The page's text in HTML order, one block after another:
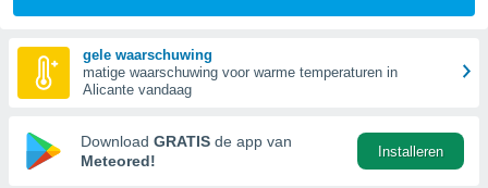
op basis
gele waarschuwing
matige waarschuwing voor warme temperaturen in
Alicante vandaag
Download GRATIS de app van
Meteored!
Installeren